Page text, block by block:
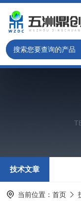
技术文章
当前位置： 首页